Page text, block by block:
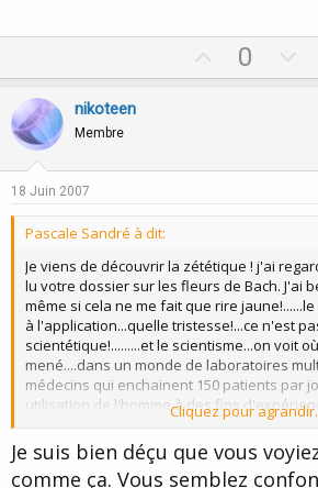
p
0
o
nikoteen
Membre
18 Juin 2007
Pascale Sandré à dit:
Je viens de découvrir la zététique ! j'ai
lu votre dossier sur les fleurs de Bach. J'ai
même si cela ne me fait que rire
à l'application...quelle tristesse!...ce n'est
scientétique!.........et le scientisme...on voit
mené....dans un monde de laboratoires
médecins qui enchainent 150 patients par
utilisation de l'homme à des fins
où la plupart sont enfermés dans des
ça fait peur!
Cliquez pour
Je suis bien déçu que vous
comme ça. Vous semblez